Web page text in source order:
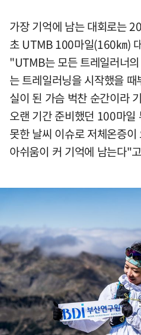
가장 기억에 남는 대회로는
초 UTMB 100마일(160㎞)
"UTMB는 모든 트레일러너
는 트레일러닝을 시작했을
실이 된 가슴 벅찬 순간이라
오랜 기간 준비했던 100마일
못한 날씨 이슈로 저체온증
아쉬움이 커 기억에 남는다"